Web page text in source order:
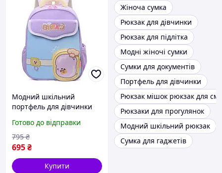
Модний шкільний
портфель для дівчинки
кулінарним принтом у
початкові класи садок
поїздки
Готово до відправки
695₴
795 ₴
Купити
Жіноча сумка
Рюкзак для дівчинки
Рюкзак для підлітка
Модні жіночі сумки
Сумки для документів
Портфель для дівчинки
Рюкзак мішок рюкзак для
Рюкзаки для прогулянок
Модний шкільний рюкзак
Сумка для гаджетів